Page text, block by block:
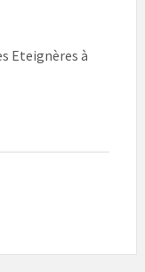
Eteignères à